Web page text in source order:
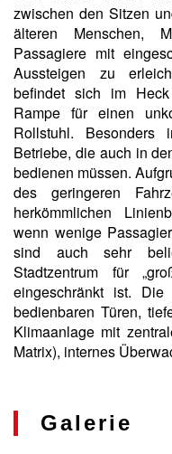
zwischen den Sitzen
älteren Menschen,
Passagiere mit
Aussteigen zu
befindet sich im
Rampe für einen
Rollstuhl.
Betriebe, die auch in
bedienen müssen.
des geringeren
herkömmlichen
wenn wenige
sind auch sehr
Stadtzentrum für
eingeschränkt ist. Die
bedienbaren Türen,
Klimaanlage mit
Matrix), internes
Galerie